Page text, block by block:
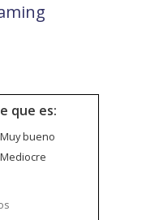
que es:
Muy bueno
Mediocre